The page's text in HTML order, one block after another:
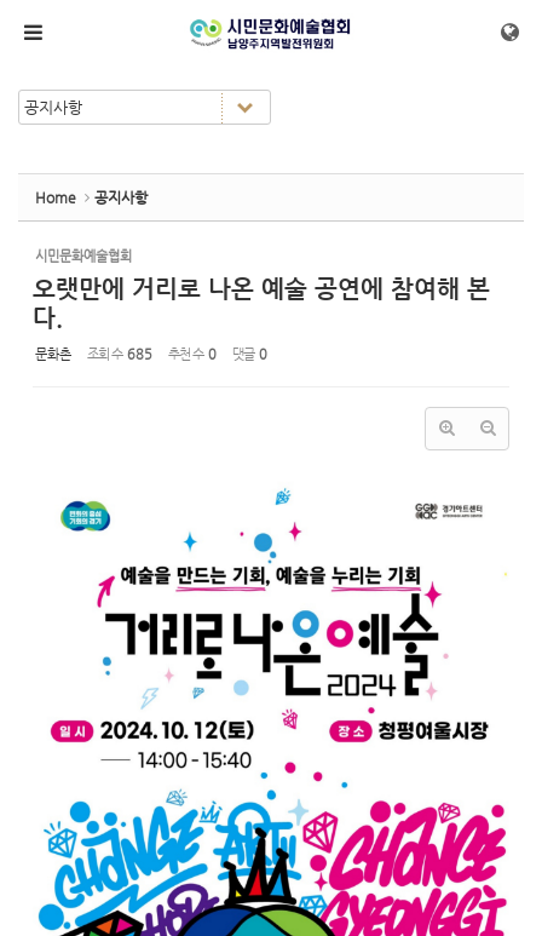
Home 공지사항
시민문화예술협회
오랫만에 거리로 나온 예술 공연에 참여해 본
다.
문화촌 조회 수 685 추천 수 0 댓글 0